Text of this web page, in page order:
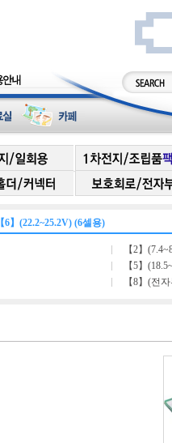
【6】(22.2~25.2V) (6셀용)
【2】
【5】
【8】(전